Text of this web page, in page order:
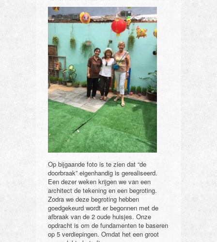
Op bijgaande foto is te zien dat “de
doorbraak” eigenhandig is gerealiseerd.
Een dezer weken krijgen we van een
architect de tekening en een begroting.
Zodra we deze begroting hebben
goedgekeurd wordt er begonnen met de
afbraak van de 2 oude huisjes. Onze
opdracht is om de fundamenten te baseren
op 5 verdiepingen. Omdat het een groot